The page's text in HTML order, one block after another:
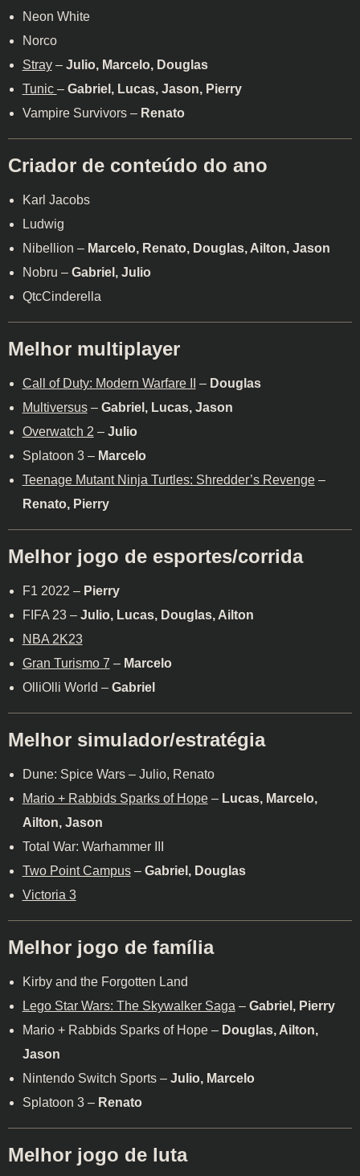
Neon White
Norco
Stray– Julio, Marcelo, Douglas
Tunic – Gabriel, Lucas, Jason, Pierry
Vampire Survivors – Renato
Criador de conteúdo do ano
Karl Jacobs
Ludwig
Nibellion – Marcelo, Renato, Douglas, Ailton, Jason
Nobru – Gabriel, Julio
QtcCinderella
Melhor multiplayer
Call of Duty: Modern Warfare II – Douglas
Multiversus– Gabriel, Lucas, Jason
Overwatch 2 – Julio
Splatoon 3 – Marcelo
Teenage Mutant Ninja Turtles: Shredder’s Revenge–
Renato, Pierry
Melhor jogo de esportes/corrida
F1 2022 – Pierry
FIFA 23 – Julio, Lucas, Douglas, Ailton
NBA 2K23
Gran Turismo 7 – Marcelo
OlliOlli World – Gabriel
Melhor simulador/estratégia
Dune: Spice Wars – Julio, Renato
Mario + Rabbids Sparks of Hope– Lucas, Marcelo,
Ailton, Jason
Total War: Warhammer III
Two Point Campus– Gabriel, Douglas
Victoria 3
Melhor jogo de família
Kirby and the Forgotten Land
Lego Star Wars: The Skywalker Saga – Gabriel, Pierry
Mario + Rabbids Sparks of Hope – Douglas, Ailton,
Jason
Nintendo Switch Sports – Julio, Marcelo
Splatoon 3 – Renato
Melhor jogo de luta